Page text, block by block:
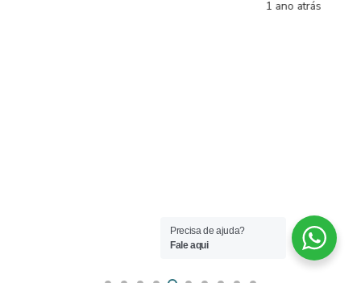
Precisa de ajuda?
Fale aqui